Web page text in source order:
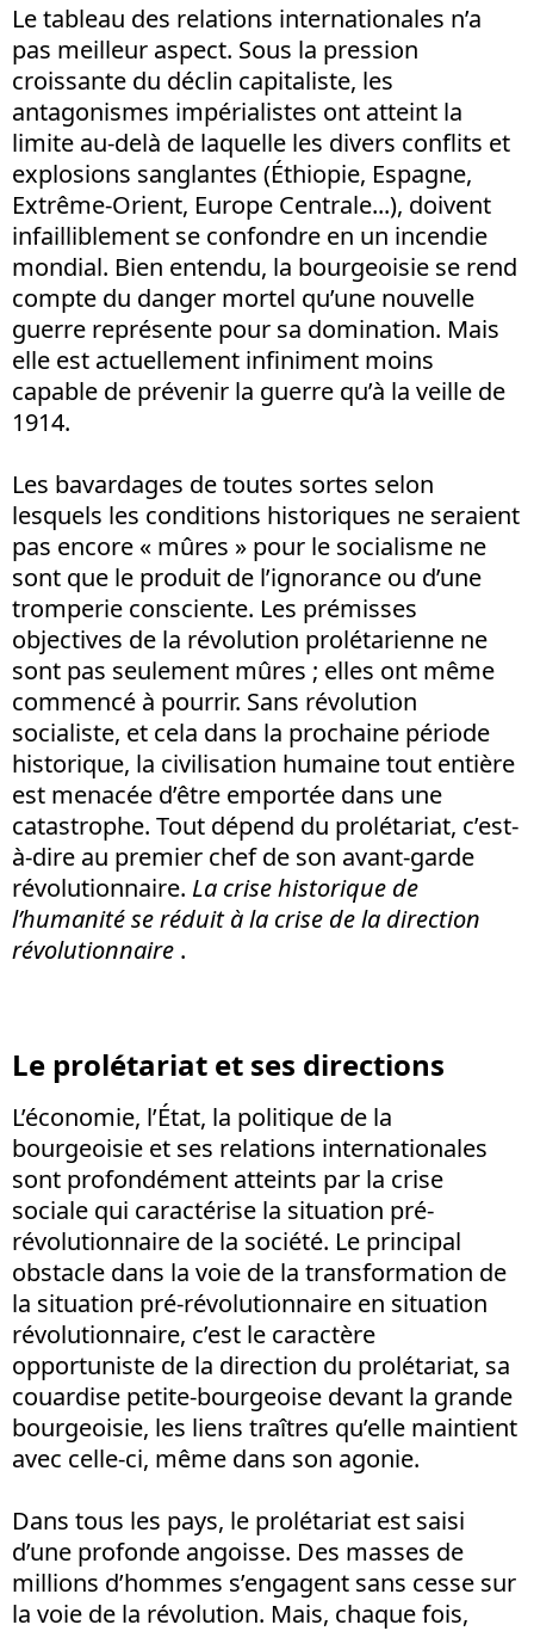
Le tableau des relations internationales n’a
pas meilleur aspect. Sous la pression
croissante du déclin capitaliste, les
antagonismes impérialistes ont atteint la
limite au-delà de laquelle les divers conflits et
explosions sanglantes (Éthiopie, Espagne,
Extrême-Orient, Europe Centrale...), doivent
infailliblement se confondre en un incendie
mondial. Bien entendu, la bourgeoisie se rend
compte du danger mortel qu’une nouvelle
guerre représente pour sa domination. Mais
elle est actuellement infiniment moins
capable de prévenir la guerre qu’à la veille de
1914.
Les bavardages de toutes sortes selon
lesquels les conditions historiques ne seraient
pas encore « mûres » pour le socialisme ne
sont que le produit de l’ignorance ou d’une
tromperie consciente. Les prémisses
objectives de la révolution prolétarienne ne
sont pas seulement mûres ; elles ont même
commencé à pourrir. Sans révolution
socialiste, et cela dans la prochaine période
historique, la civilisation humaine tout entière
est menacée d’être emportée dans une
catastrophe. Tout dépend du prolétariat, c’est-
à-dire au premier chef de son avant-garde
révolutionnaire. La crise historique de
l’humanité se réduit à la crise de la direction
révolutionnaire .
Le prolétariat et ses directions
L’économie, l’État, la politique de la
bourgeoisie et ses relations internationales
sont profondément atteints par la crise
sociale qui caractérise la situation pré-
révolutionnaire de la société. Le principal
obstacle dans la voie de la transformation de
la situation pré-révolutionnaire en situation
révolutionnaire, c’est le caractère
opportuniste de la direction du prolétariat, sa
couardise petite-bourgeoise devant la grande
bourgeoisie, les liens traîtres qu’elle maintient
avec celle-ci, même dans son agonie.
Dans tous les pays, le prolétariat est saisi
d’une profonde angoisse. Des masses de
millions d’hommes s’engagent sans cesse sur
la voie de la révolution. Mais, chaque fois,